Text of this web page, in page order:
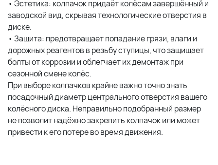
• Эстетика: колпачок придаёт колёсам завершённый и
заводской вид, скрывая технологические отверстия в
диске.
• Защита: предотвращает попадание грязи, влаги и
дорожных реагентов в резьбу ступицы, что защищает
болты от коррозии и облегчает их демонтаж при
сезонной смене колёс.
При выборе колпачков крайне важно точно знать
посадочный диаметр центрального отверстия вашего
колёсного диска. Неправильно подобранный размер
не позволит надёжно закрепить колпачок или может
привести к его потере во время движения.